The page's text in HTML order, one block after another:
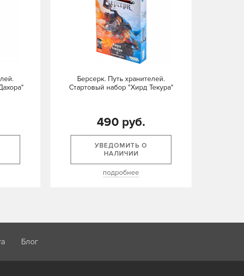
Берсерк. Путь хранителей.
Стартовый набор "Хирд Текура"
490 руб.
УВЕДОМИТЬ О
НАЛИЧИИ
подробнее
Блог